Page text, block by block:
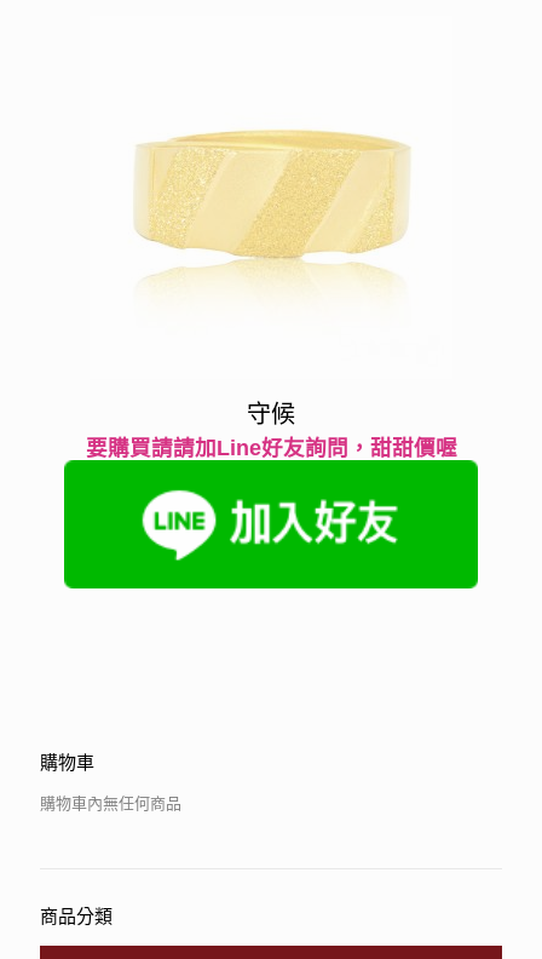
守候
要購買請請加Line好友詢問，甜甜價喔
購物車
購物車內無任何商品
商品分類